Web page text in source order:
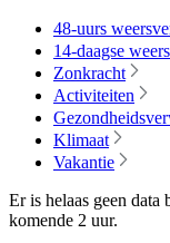
48-uurs
14-daagse
Zonkracht
Activiteiten
Klimaat
Vakantie
Er is helaas geen
komende 2 uur.